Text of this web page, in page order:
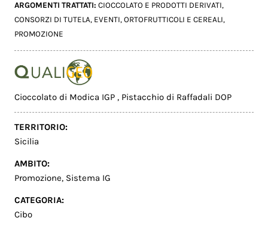
ARGOMENTI TRATTATI:CIOCCOLATO E PRODOTTI DERIVATI,
CONSORZI DI TUTELA, EVENTI,ORTOFRUTTICOLI E CEREALI,
PROMOZIONE
Cioccolato di Modica IGP, Pistacchio di Raffadali DOP
TERRITORIO:
Sicilia
AMBITO:
Promozione, Sistema IG
CATEGORIA:
Cibo